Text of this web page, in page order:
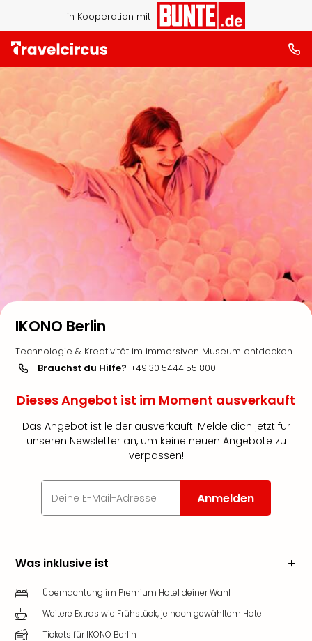
in Kooperation mit
IKONO Berlin
Technologie & Kreativität im immersiven Museum entdecken
Brauchst du Hilfe? +49 30 5444 55 800
Dieses Angebot ist im Moment ausverkauft
Das Angebot ist leider ausverkauft. Melde dich jetzt für
unseren Newsletter an, um keine neuen Angebote zu
verpassen!
Anmelden
Was inklusive ist
Übernachtung im Premium Hotel deiner Wahl
Weitere Extras wie Frühstück, je nach gewähltem Hotel
Tickets für IKONO Berlin